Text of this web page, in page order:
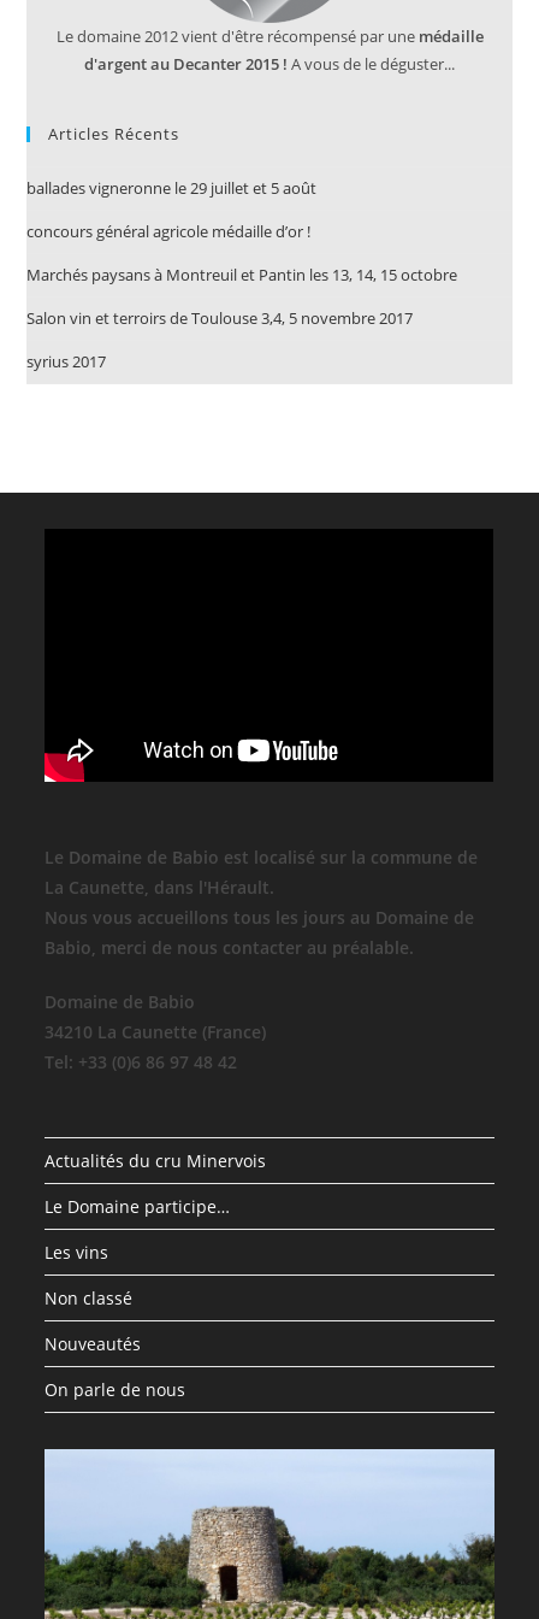
Le domaine 2012 vient d'être récompensé par une médaille
d'argent au Decanter 2015 ! A vous de le déguster...
Articles Récents
ballades vigneronne le 29 juillet et 5 août
concours général agricole médaille d’or !
Marchés paysans à Montreuil et Pantin les 13, 14, 15 octobre
Salon vin et terroirs de Toulouse 3,4, 5 novembre 2017
syrius 2017
Le Domaine de Babio est localisé sur la commune de
La Caunette, dans l'Hérault.
Nous vous accueillons tous les jours au Domaine de
Babio, merci de nous contacter au préalable.
Domaine de Babio
34210 La Caunette (France)
Tel: +33 (0)6 86 97 48 42
Actualités du cru Minervois
Le Domaine participe…
Les vins
Non classé
Nouveautés
On parle de nous